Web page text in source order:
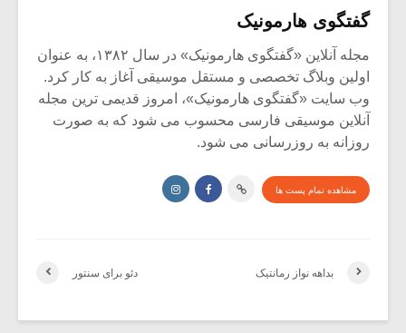
گفتگوی هارمونیک
مجله آنلاین «گفتگوی هارمونیک» در سال ۱۳۸۲، به عنوان
اولین وبلاگ تخصصی و مستقل موسیقی آغاز به کار کرد.
وب سایت «گفتگوی هارمونیک»، امروز قدیمی ترین مجله
آنلاین موسیقی فارسی محسوب می شود که به صورت
روزانه به روزرسانی می شود.
مشاهده تمام پست ها
دئو برای سنتور بداهه نواز رمانتیک